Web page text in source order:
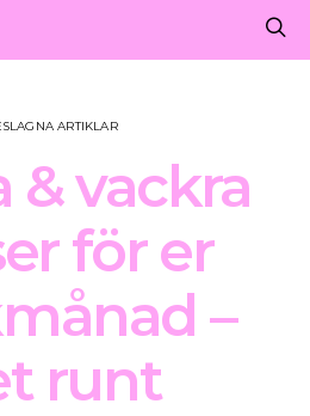
ARTIKLAR
& vackra
för er
–
runt